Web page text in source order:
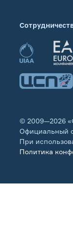
© 2009—2026
Официальный
При
Политика